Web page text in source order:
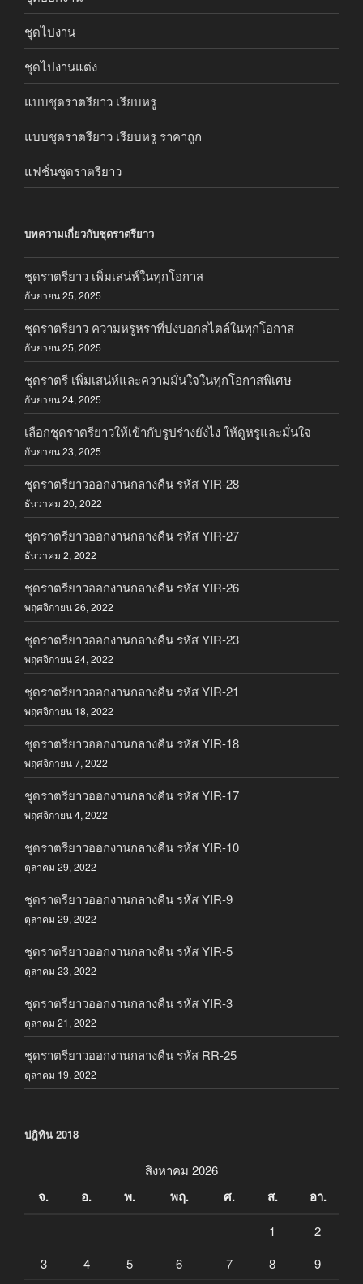
ชุดไปงาน
ชุดไปงานแต่ง
แบบชุดราตรียาว เรียบหรู
แบบชุดราตรียาว เรียบหรู ราคาถูก
แฟชั่นชุดราตรียาว
บทความเกี่ยวกับชุดราตรียาว
ชุดราตรียาว เพิ่มเสน่ห์ในทุกโอกาส
กันยายน 25, 2025
ชุดราตรียาว ความหรูหราที่บ่งบอกสไตล์ในทุกโอกาส
กันยายน 25, 2025
ชุดราตรี เพิ่มเสน่ห์และความมั่นใจในทุกโอกาสพิเศษ
กันยายน 24, 2025
เลือกชุดราตรียาวให้เข้ากับรูปร่างยังไง ให้ดูหรูและมั่นใจ
กันยายน 23, 2025
ชุดราตรียาวออกงานกลางคืน รหัส YIR-28
ธันวาคม 20, 2022
ชุดราตรียาวออกงานกลางคืน รหัส YIR-27
ธันวาคม 2, 2022
ชุดราตรียาวออกงานกลางคืน รหัส YIR-26
พฤศจิกายน 26, 2022
ชุดราตรียาวออกงานกลางคืน รหัส YIR-23
พฤศจิกายน 24, 2022
ชุดราตรียาวออกงานกลางคืน รหัส YIR-21
พฤศจิกายน 18, 2022
ชุดราตรียาวออกงานกลางคืน รหัส YIR-18
พฤศจิกายน 7, 2022
ชุดราตรียาวออกงานกลางคืน รหัส YIR-17
พฤศจิกายน 4, 2022
ชุดราตรียาวออกงานกลางคืน รหัส YIR-10
ตุลาคม 29, 2022
ชุดราตรียาวออกงานกลางคืน รหัส YIR-9
ตุลาคม 29, 2022
ชุดราตรียาวออกงานกลางคืน รหัส YIR-5
ตุลาคม 23, 2022
ชุดราตรียาวออกงานกลางคืน รหัส YIR-3
ตุลาคม 21, 2022
ชุดราตรียาวออกงานกลางคืน รหัส RR-25
ตุลาคม 19, 2022
ปฎิทิน 2018
สิงหาคม 2026
จ. อ. พ. พฤ. ศ. ส. อา.
1
2
3
4 5 6 7 8 9